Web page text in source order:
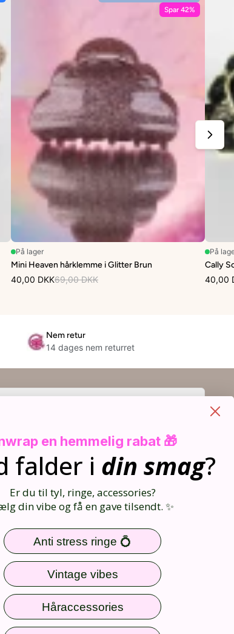
Spar 42%
På lager
Mini Heaven hårklemme i Glitter Brun
40,00 DKK69,00 DKK
På
Cally
40,00
Nem retur
14 dages nem returret
Nem og sikker betaling
Følg os
en hemmelig rabat 🎁
falder i din smag?
Er du til tyl, ringe, accessories?
din vibe og få en gave tilsendt. ✨
Anti stress ringe 💍
Vintage vibes
Håraccessories